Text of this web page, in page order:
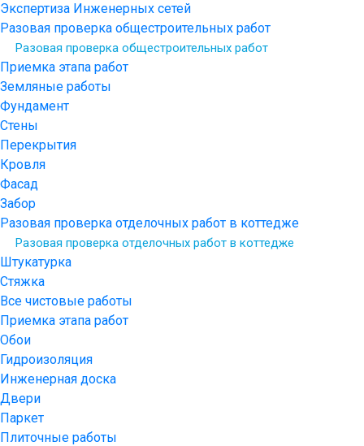
Экспертиза Инженерных сетей
Разовая проверка общестроительных работ
Разовая проверка общестроительных работ
Приемка этапа работ
Земляные работы
Фундамент
Стены
Перекрытия
Кровля
Фасад
Забор
Разовая проверка отделочных работ в коттедже
Разовая проверка отделочных работ в коттедже
Штукатурка
Стяжка
Все чистовые работы
Приемка этапа работ
Обои
Гидроизоляция
Инженерная доска
Двери
Паркет
Плиточные работы